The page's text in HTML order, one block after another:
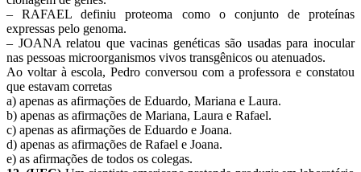
– RAFAEL definiu proteoma como o conjunto de proteínas
expressas pelo genoma.
– JOANA relatou que vacinas genéticas são usadas para inocular
nas pessoas microorganismos vivos transgênicos ou atenuados.
Ao voltar à escola, Pedro conversou com a professora e constatou
que estavam corretas
a) apenas as afirmações de Eduardo, Mariana e Laura.
b) apenas as afirmações de Mariana, Laura e Rafael.
c) apenas as afirmações de Eduardo e Joana.
d) apenas as afirmações de Rafael e Joana.
e) as afirmações de todos os colegas.